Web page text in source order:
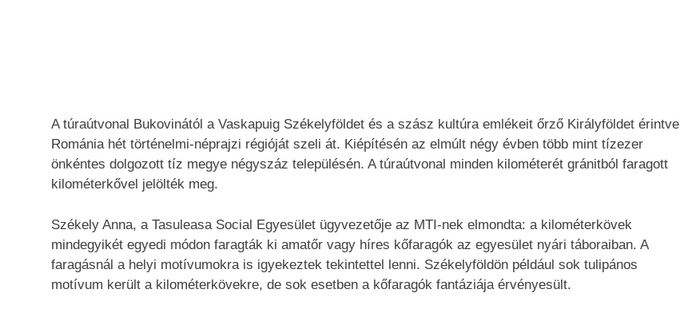
A túraútvonal Bukovinától a Vaskapuig Székelyföldet és a szász kultúra emlékeit őrző Királyföldet érintve
Románia hét történelmi-néprajzi régióját szeli át. Kiépítésén az elmúlt négy évben több mint tízezer
önkéntes dolgozott tíz megye négyszáz településén. A túraútvonal minden kilométerét gránitból faragott
kilométerkővel jelölték meg.
Székely Anna, a Tasuleasa Social Egyesület ügyvezetője az MTI-nek elmondta: a kilométerkövek
mindegyikét egyedi módon faragták ki amatőr vagy híres kőfaragók az egyesület nyári táboraiban. A
faragásnál a helyi motívumokra is igyekeztek tekintettel lenni. Székelyföldön például sok tulipános
motívum került a kilométerkövekre, de sok esetben a kőfaragók fantáziája érvényesült.